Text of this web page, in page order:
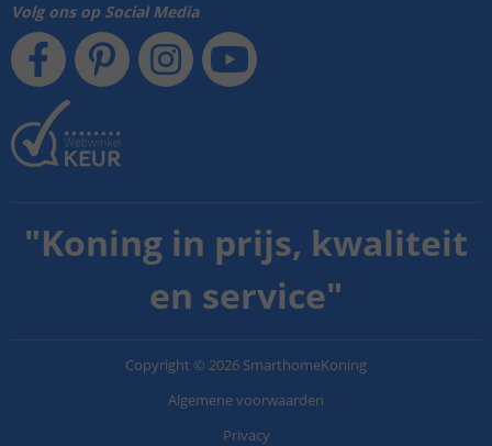
Volg ons op Social Media
"Koning in prijs, kwaliteit
en service"
Copyright © 2026 SmarthomeKoning
Algemene voorwaarden
Privacy